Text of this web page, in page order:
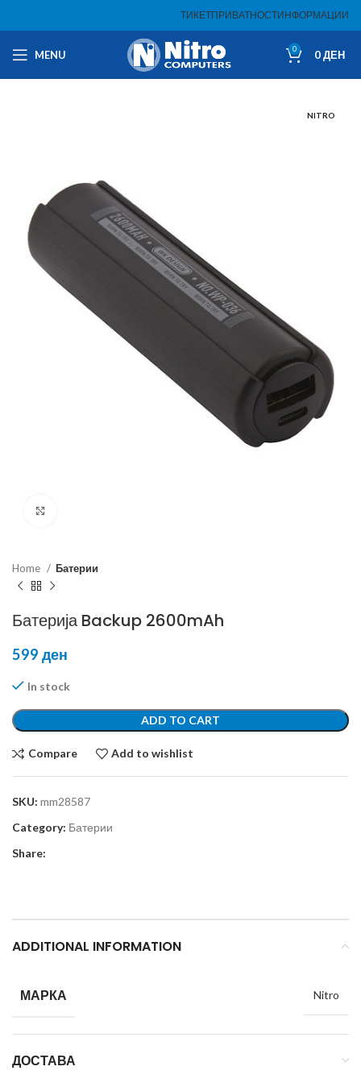
ТИКЕТПРИВАТНОСТИНФОРМАЦИИ
MENU 0 0ДЕН
NITRO
Home Батерии
Батерија Backup 2600mAh
599 ден
In stock
ADD TO CART
Compare Add to wishlist
SKU: mm28587
Category: Батерии
Share:
ADDITIONAL INFORMATION
МАРКА Nitro
ДОСТАВА